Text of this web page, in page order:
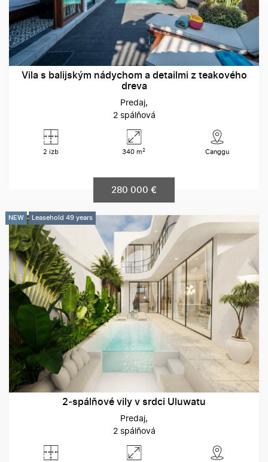
Vila s balijským nádychom a detailmi z teakového
dreva
Predaj
2 spálňová
2 izb 340 m2 Canggu
280 000 €
NEW Leasehold 49 years
2‑spálňové vily v srdci Uluwatu
Predaj
2 spálňová